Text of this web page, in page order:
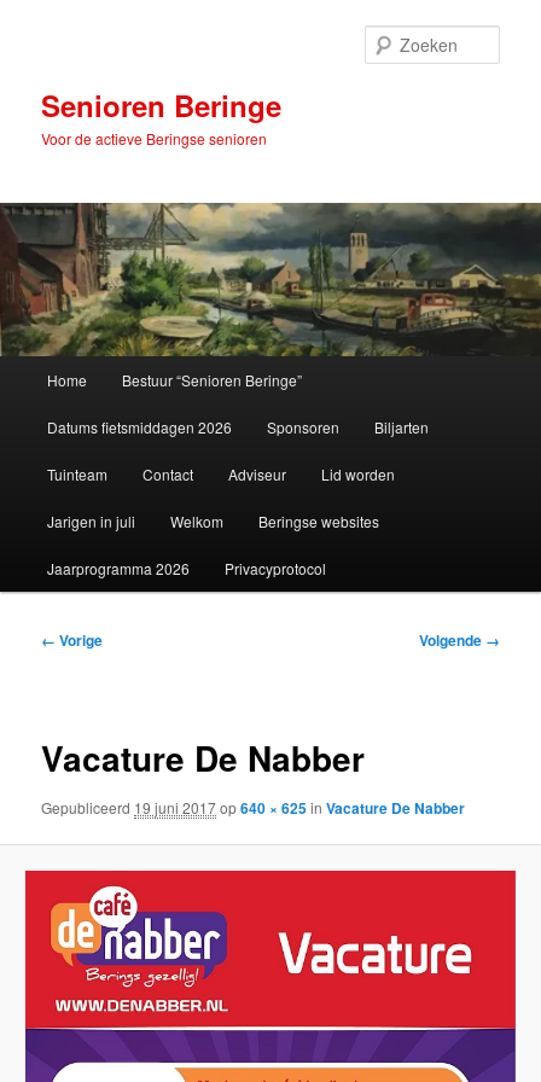
inhoudSenioren Beringe
Voor de actieve Beringse senioren
Home Bestuur “Senioren Beringe”
Datums fietsmiddagen 2026 Sponsoren Biljarten
Tuinteam Contact Adviseur Lid worden
Jarigen in juli Welkom Beringse websites
Jaarprogramma 2026 Privacyprotocol
Afbeeldingsnavigatie
← Vorige Volgende →
Vacature De Nabber
Gepubliceerd 19 juni 2017op640 × 625inVacature De Nabber